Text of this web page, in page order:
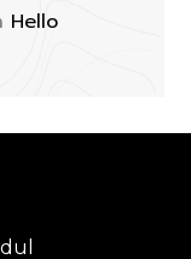
Hello